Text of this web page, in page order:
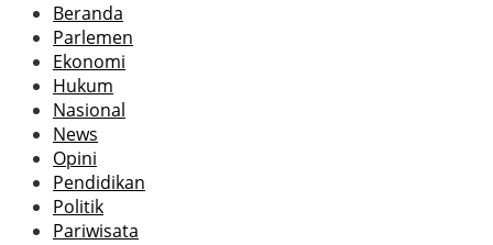
Beranda
Parlemen
Ekonomi
Hukum
Nasional
News
Opini
Pendidikan
Politik
Pariwisata